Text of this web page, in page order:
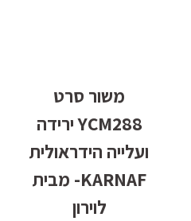
משור סרט
YCM288 ירידה
ועלייה הידראולית
KARNAF- מבית
לוירון